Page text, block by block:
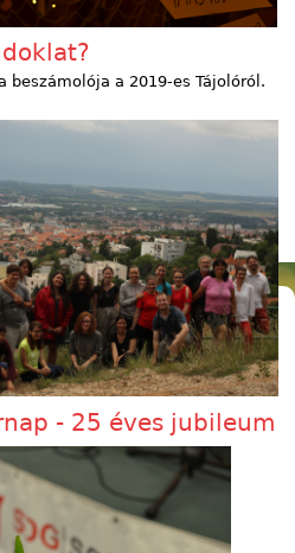
beszámolója a 2019-es Tájolóról.
- 25 éves jubileum